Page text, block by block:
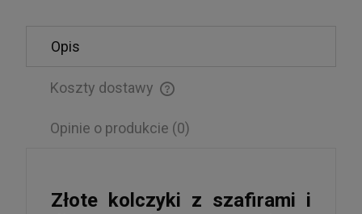
Opis
Koszty dostawy
Cena nie zawiera ewentualnych kosztów płatności
Opinie o produkcie (0)
Złote kolczyki z szafirami i